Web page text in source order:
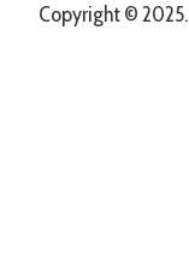
Copyright © 2025.